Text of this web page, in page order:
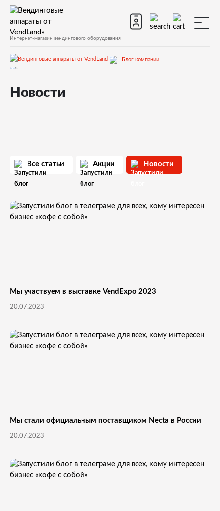
Интернет-магазин вендингового оборудования
Блог компании
Новости
Новости
Все статьи Акции Новости
Мы участвуем в выставке VendExpo 2023
20.07.2023
Мы стали официальным поставщиком Necta в России
20.07.2023